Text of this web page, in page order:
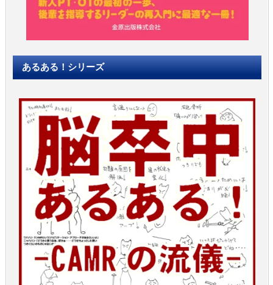
あるある！シリーズ